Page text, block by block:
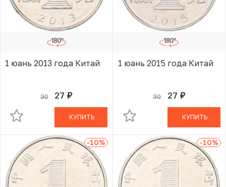
1 юань 2013 года Китай
30 27 руб.
В КОРЗИНЕ
КУПИТЬ
1 юань 2015 года Китай
30 27 руб.
В КОРЗИНЕ
КУПИТЬ
-10% -10%